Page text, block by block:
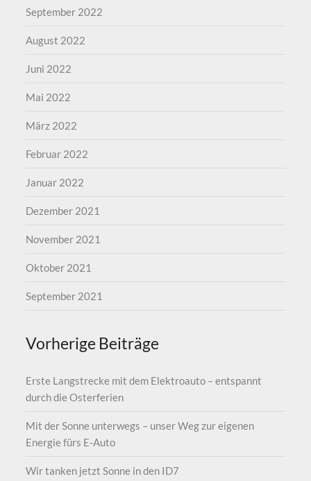
September 2022
August 2022
Juni 2022
Mai 2022
März 2022
Februar 2022
Januar 2022
Dezember 2021
November 2021
Oktober 2021
September 2021
Vorherige Beiträge
Erste Langstrecke mit dem Elektroauto – entspannt
durch die Osterferien
Mit der Sonne unterwegs – unser Weg zur eigenen
Energie fürs E-Auto
Wir tanken jetzt Sonne in den ID7